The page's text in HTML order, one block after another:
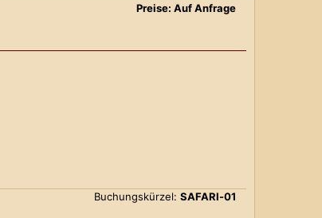
Preise: Auf Anfrage
Buchungskürzel: SAFARI-01